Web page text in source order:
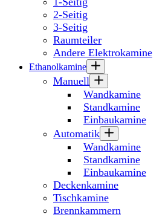
2-Seitig
3-Seitig
Raumteiler
Andere Elektrokamine
Ethanolkamine
Manuell
Wandkamine
Standkamine
Einbaukamine
Automatik
Wandkamine
Standkamine
Einbaukamine
Deckenkamine
Tischkamine
Brennkammern